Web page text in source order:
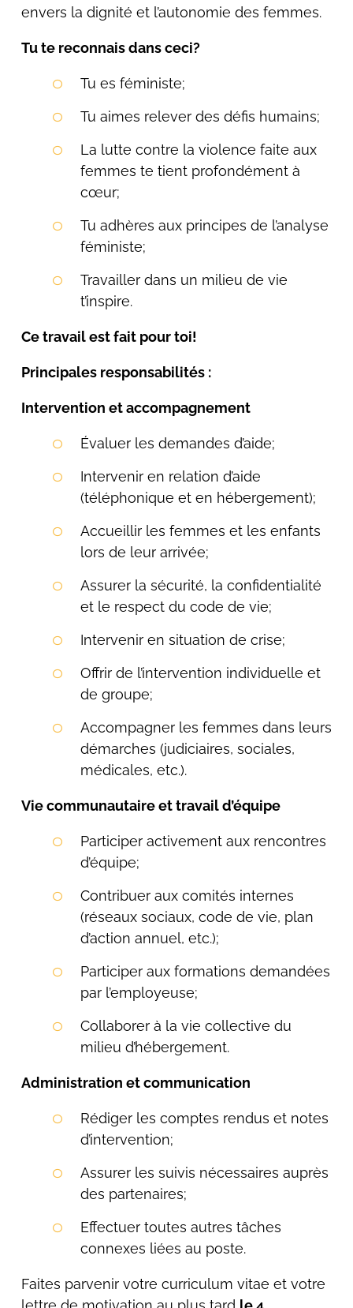
envers la dignité et l’autonomie des femmes.
Tu te reconnais dans ceci?
Tu es féministe;
Tu aimes relever des défis humains;
La lutte contre la violence faite aux
femmes te tient profondément à
cœur;
Tu adhères aux principes de l’analyse
féministe;
Travailler dans un milieu de vie
t’inspire.
Ce travail est fait pour toi!
Principales responsabilités :
Intervention et accompagnement
Évaluer les demandes d’aide;
Intervenir en relation d’aide
(téléphonique et en hébergement);
Accueillir les femmes et les enfants
lors de leur arrivée;
Assurer la sécurité, la confidentialité
et le respect du code de vie;
Intervenir en situation de crise;
Offrir de l’intervention individuelle et
de groupe;
Accompagner les femmes dans leurs
démarches (judiciaires, sociales,
médicales, etc.).
Vie communautaire et travail d’équipe
Participer activement aux rencontres
d’équipe;
Contribuer aux comités internes
(réseaux sociaux, code de vie, plan
d’action annuel, etc.);
Participer aux formations demandées
par l’employeuse;
Collaborer à la vie collective du
milieu d’hébergement.
Administration et communication
Rédiger les comptes rendus et notes
d’intervention;
Assurer les suivis nécessaires auprès
des partenaires;
Effectuer toutes autres tâches
connexes liées au poste.
Faites parvenir votre curriculum vitae et votre